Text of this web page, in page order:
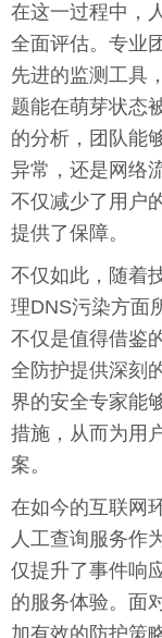
在这一过程中，
全面评估。专业
先进的监测工具
题能在萌芽状态
的分析，团队能
异常，还是网络
不仅减少了用户
提供了保障。
不仅如此，随着
理DNS污染方面
不仅是值得借鉴
全防护提供深刻
界的安全专家能
措施，从而为用
案。
在如今的互联网
人工查询服务作
仅提升了事件响
的服务体验。面